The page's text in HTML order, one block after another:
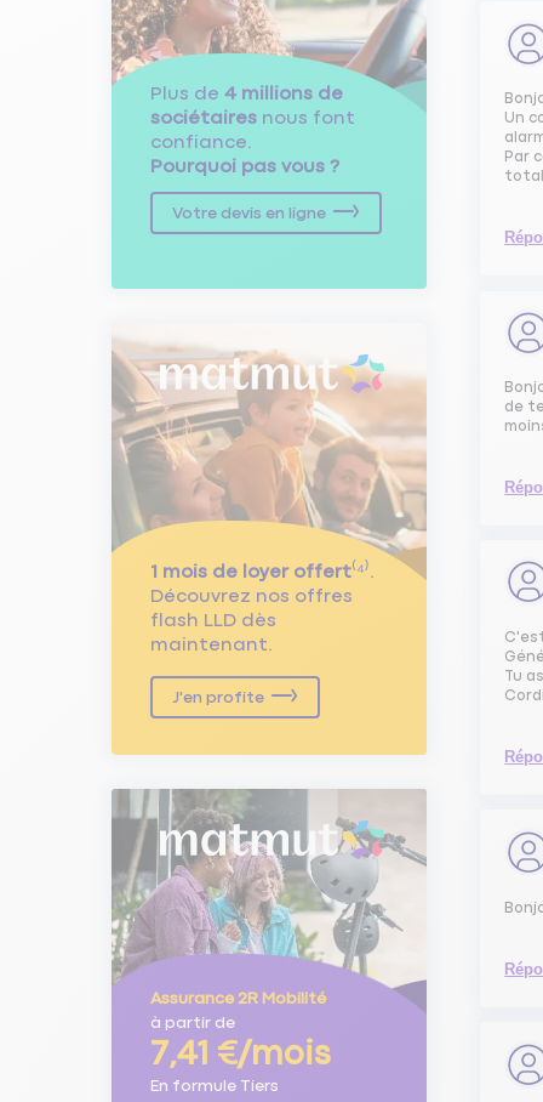
Plus de 4 millions de
sociétaires nous font
confiance.
Pourquoi pas vous ?
Votre devis en ligne
1 mois de loyer offert⁽⁴⁾.
Découvrez nos offres
flash LLD dès
maintenant.
J'en profite
Assurance 2R Mobilité
à partir de
7,41 €/mois
En formule Tiers
Un
Par
de
Tu